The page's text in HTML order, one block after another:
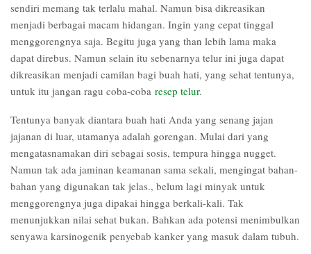
sendiri memang tak terlalu mahal. Namun bisa dikreasikan
menjadi berbagai macam hidangan. Ingin yang cepat tinggal
menggorengnya saja. Begitu juga yang than lebih lama maka
dapat direbus. Namun selain itu sebenarnya telur ini juga dapat
dikreasikan menjadi camilan bagi buah hati, yang sehat tentunya,
untuk itu jangan ragu coba-coba resep telur.
Tentunya banyak diantara buah hati Anda yang senang jajan
jajanan di luar, utamanya adalah gorengan. Mulai dari yang
mengatasnamakan diri sebagai sosis, tempura hingga nugget.
Namun tak ada jaminan keamanan sama sekali, mengingat bahan-
bahan yang digunakan tak jelas., belum lagi minyak untuk
menggorengnya juga dipakai hingga berkali-kali. Tak
menunjukkan nilai sehat bukan. Bahkan ada potensi menimbulkan
senyawa karsinogenik penyebab kanker yang masuk dalam tubuh.